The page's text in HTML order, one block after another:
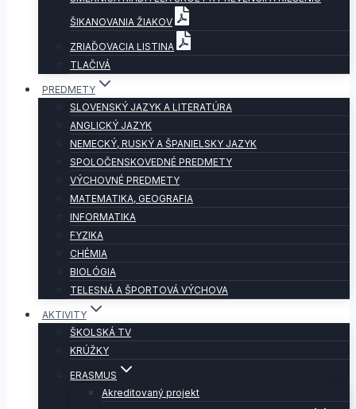
ŠIKANOVANIA ŽIAKOV
ZRIAĎOVACIA LISTINA
TLAČIVÁ
PREDMETY
SLOVENSKÝ JAZYK A LITERATÚRA
ANGLICKÝ JAZYK
NEMECKÝ, RUSKÝ A ŠPANIELSKY JAZYK
SPOLOČENSKOVEDNÉ PREDMETY
VÝCHOVNÉ PREDMETY
MATEMATIKA, GEOGRAFIA
INFORMATIKA
FYZIKA
CHÉMIA
BIOLÓGIA
TELESNÁ A ŠPORTOVÁ VÝCHOVA
AKTIVITY
ŠKOLSKÁ TV
KRÚŽKY
ERASMUS
Akreditovaný projekt